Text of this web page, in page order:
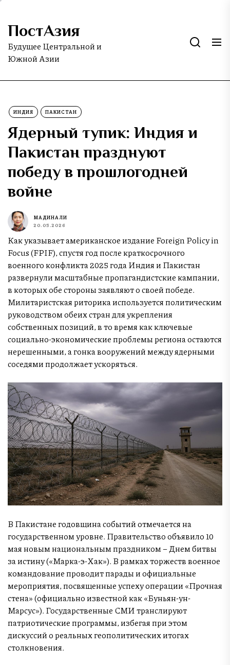
Skip
the
content
ПостАзия
Будущее Центральной и
Южной Азии
ИНДИЯ ПАКИСТАН
Ядерный тупик: Индия и
Пакистан празднуют
победу в прошлогодней
войне
МАДИНА ЛИ
20.05.2026
Как указывает американское издание Foreign Policy in
Focus (FPIF), спустя год после краткосрочного
военного конфликта 2025 года Индия и Пакистан
развернули масштабные пропагандистские кампании,
в которых обе стороны заявляют о своей победе.
Милитаристская риторика используется политическим
руководством обеих стран для укрепления
собственных позиций, в то время как ключевые
социально-экономические проблемы региона остаются
нерешенными, а гонка вооружений между ядерными
соседями продолжает ускоряться.
В Пакистане годовщина событий отмечается на
государственном уровне. Правительство объявило 10
мая новым национальным праздником – Днем битвы
за истину («Марка-э-Хак»). В рамках торжеств военное
командование проводит парады и официальные
мероприятия, посвященные успеху операции «Прочная
стена» (официально известной как «Буньян-ун-
Марсус»). Государственные СМИ транслируют
патриотические программы, избегая при этом
дискуссий о реальных геополитических итогах
столкновения.